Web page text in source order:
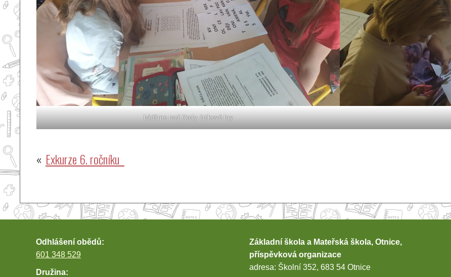
bádáme nad úkoly únikové hry
Navigace
příspěvek
Exkurze 6. ročníku
Odhlášení obědů:
601 348 529
Družina:
Základní škola a Mateřská škola, Otnice,
příspěvková organizace
adresa: Školní 352, 683 54 Otnice